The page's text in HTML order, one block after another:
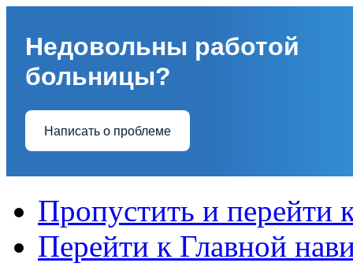
Недовольны работой
больницы?
Написать о проблеме
Пропустить и перейти
Перейти к Главной